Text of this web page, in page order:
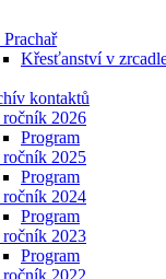
Prachař
Křesťanství v
kontaktů
ročník 2026
Program
ročník 2025
Program
ročník 2024
Program
ročník 2023
Program
ročník 2022